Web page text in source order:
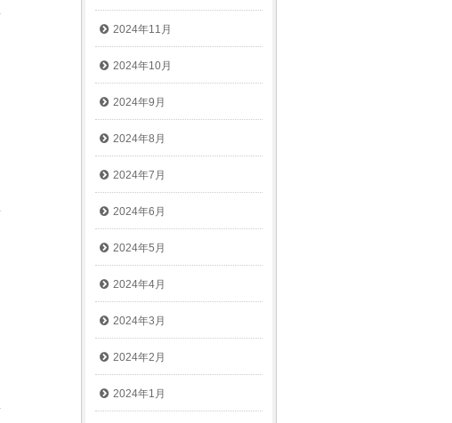
2024年11月
2024年10月
2024年9月
2024年8月
2024年7月
2024年6月
2024年5月
2024年4月
2024年3月
2024年2月
2024年1月